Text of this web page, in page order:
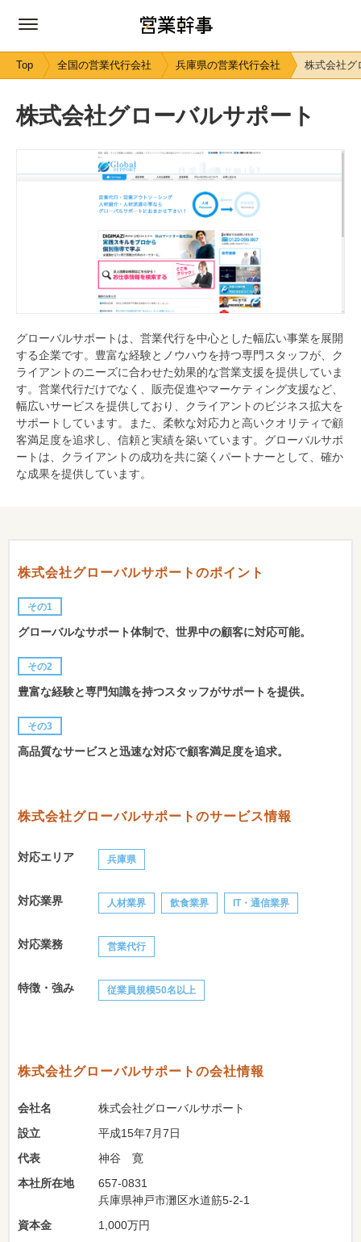
Top 全国の営業代行会社 兵庫県の営業代行会社 株式会社グ
株式会社グローバルサポート
グローバルサポートは、営業代行を中心とした幅広い事業を展開
する企業です。豊富な経験とノウハウを持つ専門スタッフが、ク
ライアントのニーズに合わせた効果的な営業支援を提供していま
す。営業代行だけでなく、販売促進やマーケティング支援など、
幅広いサービスを提供しており、クライアントのビジネス拡大を
サポートしています。また、柔軟な対応力と高いクオリティで顧
客満足度を追求し、信頼と実績を築いています。グローバルサポ
ートは、クライアントの成功を共に築くパートナーとして、確か
な成果を提供しています。
株式会社グローバルサポートのポイント
その1
グローバルなサポート体制で、世界中の顧客に対応可能。
その2
豊富な経験と専門知識を持つスタッフがサポートを提供。
その3
高品質なサービスと迅速な対応で顧客満足度を追求。
株式会社グローバルサポートのサービス情報
対応エリア 兵庫県
対応業界 人材業界 飲食業界 IT・通信業界
対応業務 営業代行
特徴・強み 従業員規模50名以上
株式会社グローバルサポートの会社情報
会社名
株式会社グローバルサポート
設立
平成15年7月7日
代表
神谷 寛
本社所在地
657-0831
兵庫県神戸市灘区水道筋5-2-1
資本金
1,000万円